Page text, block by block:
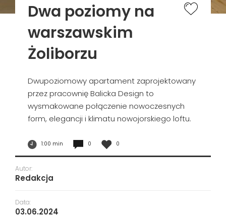
Dwa poziomy na
warszawskim
Żoliborzu
Dwupoziomowy apartament zaprojektowany
przez pracownię Balicka Design to
wysmakowane połączenie nowoczesnych
form, elegancji i klimatu nowojorskiego loftu.
1:00 min 0 0
Autor:
Redakcja
Data:
03.06.2024